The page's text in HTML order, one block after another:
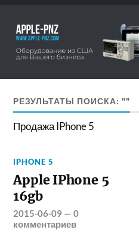
РЕЗУЛЬТАТЫ ПОИСКА: ""
Продажа IPhone 5
IPHONE 5
Apple IPhone 5
16gb
2015-06-09 —0
комментариев